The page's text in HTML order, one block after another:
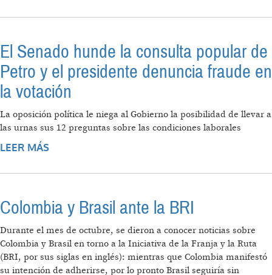
El Senado hunde la consulta popular de
Petro y el presidente denuncia fraude en
la votación
La oposición política le niega al Gobierno la posibilidad de llevar a
las urnas sus 12 preguntas sobre las condiciones laborales
LEER MÁS
DENUNCIA FRAUDE EN LA VOTACIÓN
Colombia y Brasil ante la BRI
Durante el mes de octubre, se dieron a conocer noticias sobre
Colombia y Brasil en torno a la Iniciativa de la Franja y la Ruta
(BRI, por sus siglas en inglés): mientras que Colombia manifestó
su intención de adherirse, por lo pronto Brasil seguiría sin